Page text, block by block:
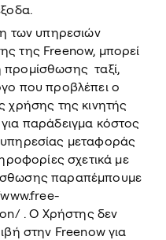
των υπηρεσιών
της Freenow, μπορεί
ταξί,
που προβλέπει ο
χρήσης της κινητής
παράδειγμα κόστος
μεταφοράς
σχετικά με
παραπέμπουμε
. Ο Χρήστης δεν
στην Freenow για